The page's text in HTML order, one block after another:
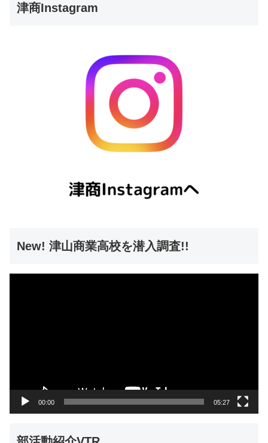
津商Instagram
New! 津山商業高校を潜入調査!!
00:00 05:27